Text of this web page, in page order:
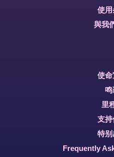
使
與我
使
鸣
里
支
特
Frequently